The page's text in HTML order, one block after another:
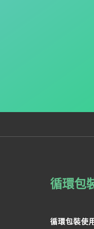
循環包
循環包裝使